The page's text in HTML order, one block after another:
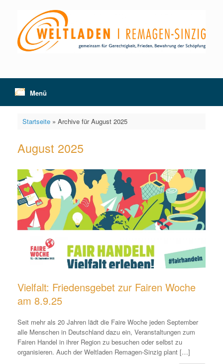
Menü
Startseite» Archive für August 2025
August 2025
Vielfalt: Friedensgebet zur Fairen Woche
am 8.9.25
Seit mehr als 20 Jahren lädt die Faire Woche jeden September
alle Menschen in Deutschland dazu ein, Veranstaltungen zum
Fairen Handel in ihrer Region zu besuchen oder selbst zu
organisieren. Auch der Weltladen Remagen-Sinzig plant […]